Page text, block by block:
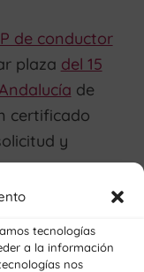
tecnologías
a la información
nos
de conductor
plaza del 15
de
certificado
y
formalizar la
a